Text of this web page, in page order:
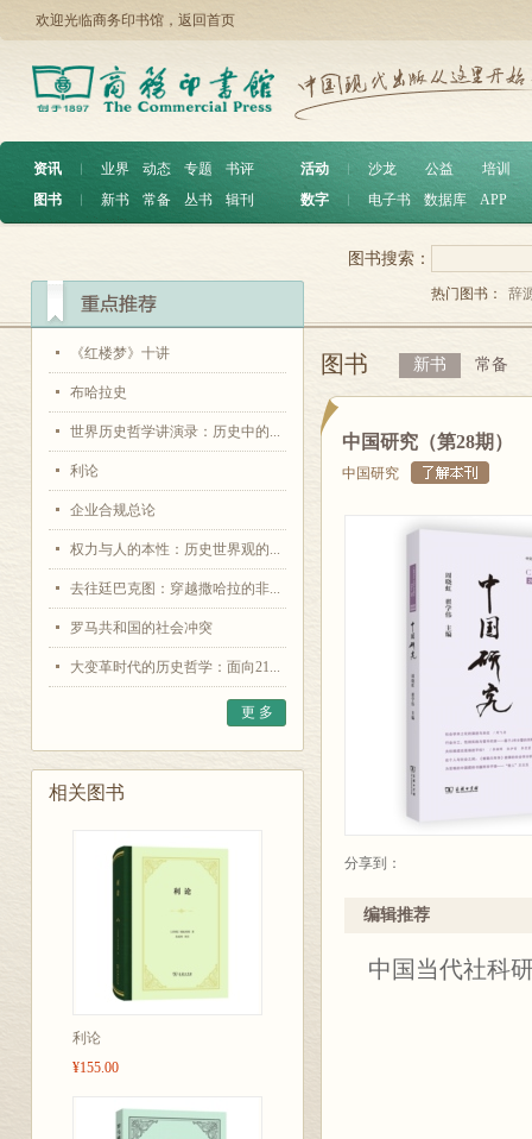
欢迎光临商务印书馆， 返回首页
资讯 ︱ 业界 动态 专题
书评
图书
︱ 新书 常备 丛书 辑刊
活动 沙龙 公益
培训
数字
电子书 数据库 APP
《红楼梦》十讲
布哈拉史
世界历史哲学讲演录：历史中的...
利论
企业合规总论
权力与人的本性：历史世界观的...
去往廷巴克图：穿越撒哈拉的非...
罗马共和国的社会冲突
大变革时代的历史哲学：面向21...
更 多
相关图书
利论
¥155.00
图书搜索：
热门图书： 辞
图书 新书 常备
中国研究（第28期）
中国研究
分享到：
编辑推荐
中国当代社科